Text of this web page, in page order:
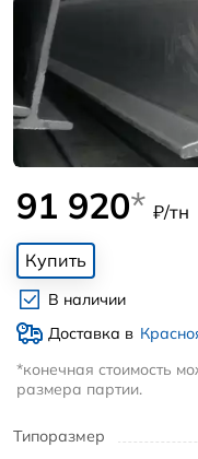
Типоразмер
91 920* ₽/тн
Купить
В наличии
Доставка в
*конечная стоимость
размера партии.